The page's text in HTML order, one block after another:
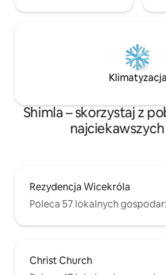
Klimatyzacja
Shimla – skorzystaj z
Rezydencja Wicekróla
Poleca 57 lokalnych
Christ Church